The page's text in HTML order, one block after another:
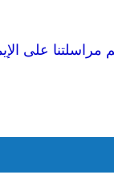
على